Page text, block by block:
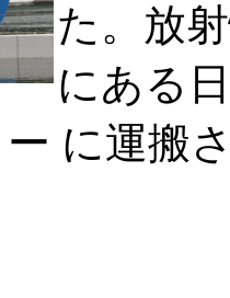
た。放
にある
に運搬